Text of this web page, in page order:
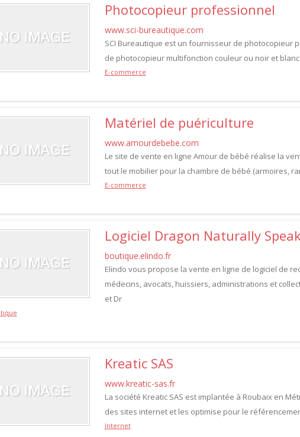
Photocopieur professionnel
www.sci-bureautique.com
SCI Bureautique est un fournisseur de photocopieur
de photocopieur multifonction couleur ou noir et
E-commerce
Matériel de puériculture
www.amourdebebe.com
Le site de vente en ligne Amour de bébé réalise la
tout le mobilier pour la chambre de bébé (armoires,
E-commerce
Logiciel Dragon Naturally
boutique.elindo.fr
Elindo vous propose la vente en ligne de logiciel de
médecins, avocats, huissiers, administrations et
et Dr
Kreatic SAS
www.kreatic-sas.fr
La société Kreatic SAS est implantée à Roubaix en
des sites internet et les optimise pour le
Internet